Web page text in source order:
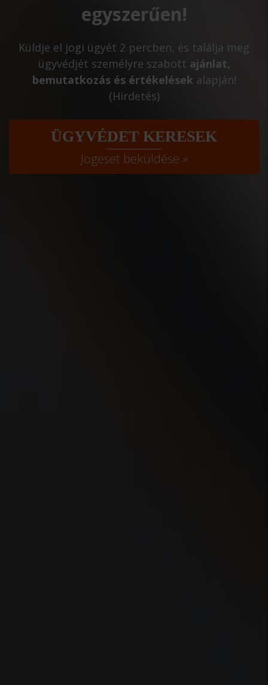
egyszerűen!
Küldje el jogi ügyét 2 percben, és találja meg
ügyvédjét személyre szabott ajánlat,
bemutatkozás és értékelések alapján!
(Hirdetés)
ÜGYVÉDET KERESEK
Jogeset beküldése »